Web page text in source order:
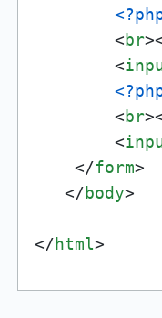
<br>
<
<br>
<
</form>
</body>
</html>